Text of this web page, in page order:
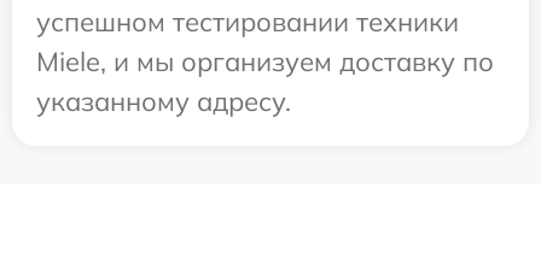
успешном тестировании техники
Miele, и мы организуем доставку по
указанному адресу.